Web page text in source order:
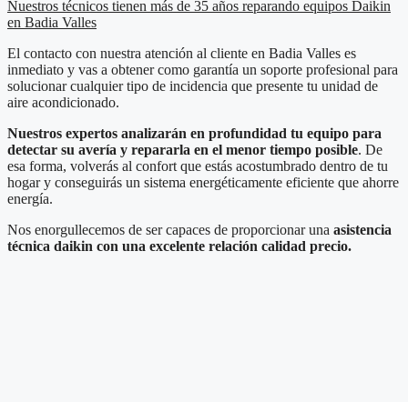
Nuestros técnicos tienen más de 35 años reparando equipos Daikin
en Badia Valles
El contacto con nuestra atención al cliente en Badia Valles es
inmediato y vas a obtener como garantía un soporte profesional para
solucionar cualquier tipo de incidencia que presente tu unidad de
aire acondicionado.
Nuestros expertos analizarán en profundidad tu equipo para
detectar su avería y repararla en el menor tiempo posible. De
esa forma, volverás al confort que estás acostumbrado dentro de tu
hogar y conseguirás un sistema energéticamente eficiente que ahorre
energía.
Nos enorgullecemos de ser capaces de proporcionar una asistencia
técnica daikin con una excelente relación calidad precio.